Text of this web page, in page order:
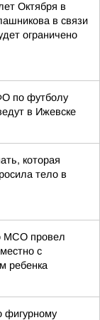
Октября в
в связи
ограничено
по футболу
в Ижевске
которая
тело в
МСО провел
с
ребенка
фигурному